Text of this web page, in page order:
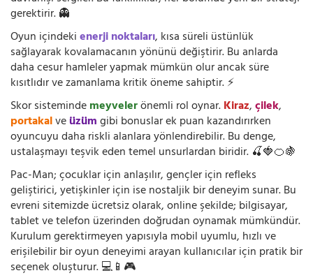
gerektirir. 👻
Oyun içindekienerji noktaları, kısa süreli üstünlük
sağlayarak kovalamacanın yönünü değiştirir. Bu anlarda
daha cesur hamleler yapmak mümkün olur ancak süre
kısıtlıdır ve zamanlama kritik öneme sahiptir. ⚡
Skor sistemindemeyvelerönemli rol oynar.Kiraz,çilek,
portakalveüzümgibi bonuslar ek puan kazandırırken
oyuncuyu daha riskli alanlara yönlendirebilir. Bu denge,
ustalaşmayı teşvik eden temel unsurlardan biridir. 🍒🍓🍊🍇
Pac-Man; çocuklar için anlaşılır, gençler için refleks
geliştirici, yetişkinler için ise nostaljik bir deneyim sunar. Bu
evreni sitemizde ücretsiz olarak, online şekilde; bilgisayar,
tablet ve telefon üzerinden doğrudan oynamak mümkündür.
Kurulum gerektirmeyen yapısıyla mobil uyumlu, hızlı ve
erişilebilir bir oyun deneyimi arayan kullanıcılar için pratik bir
seçenek oluşturur. 💻📱🎮